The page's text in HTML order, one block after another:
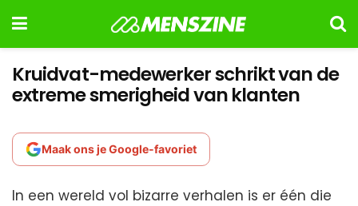
Kruidvat-medewerker schrikt van de
extreme smerigheid van klanten
Maak ons je Google-favoriet
In een wereld vol bizarre verhalen is er één die